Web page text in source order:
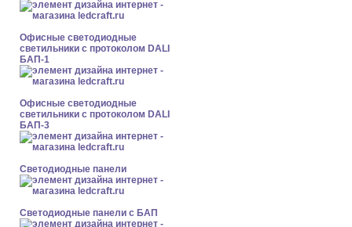
Офисные светодиодные
светильники с протоколом DALI
БАП-1
Офисные светодиодные
светильники с протоколом DALI
БАП-3
Cветодиодные панели
Cветодиодные панели с БАП